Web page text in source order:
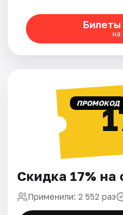
Билеты
на
ПРОМОКОД
Скидка 17% на
Применили: 2 552 раз